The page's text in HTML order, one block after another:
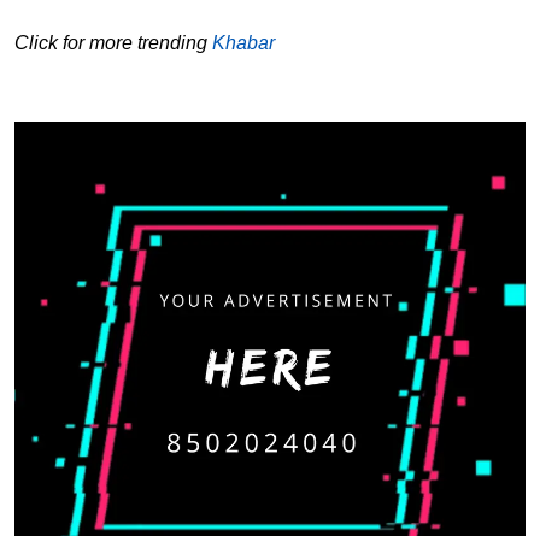
Click for more trending Khabar